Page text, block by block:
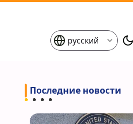
русский
Последние новости